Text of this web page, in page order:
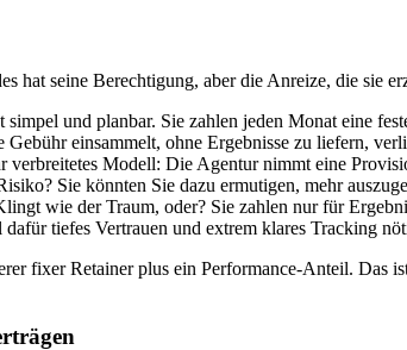
hat seine Berechtigung, aber die Anreize, die sie
simpel und planbar. Sie zahlen jeden Monat eine
einsammelt, ohne Ergebnisse zu liefern,
verbreitetes Modell: Die Agentur nimmt eine
Sie könnten Sie dazu ermutigen, mehr
wie der Traum, oder? Sie zahlen nur für
tiefes Vertrauen und extrem klares Tracking
fixer Retainer plus ein Performance-Anteil.